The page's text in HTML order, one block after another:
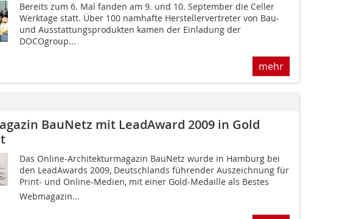
Bereits zum 6. Mal fanden am 9. und 10. September die Celler
Werktage statt. Über 100 namhafte Herstellervertreter von Bau-
und Ausstattungsprodukten kamen der Einladung der
DOCOgroup...
mehr
BauNetz mit LeadAward 2009 in Gold
Das Online-Architekturmagazin BauNetz wurde in Hamburg bei
den LeadAwards 2009, Deutschlands führender Auszeichnung für
Print- und Online-Medien, mit einer Gold-Medaille als Bestes
Webmagazin...